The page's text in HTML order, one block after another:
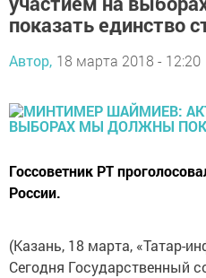
показать единство
Автор, 18 марта 2018 - 12:20
Госсоветник РТ
России.
(Казань, 18 марта, «Татар-
Сегодня Государственный